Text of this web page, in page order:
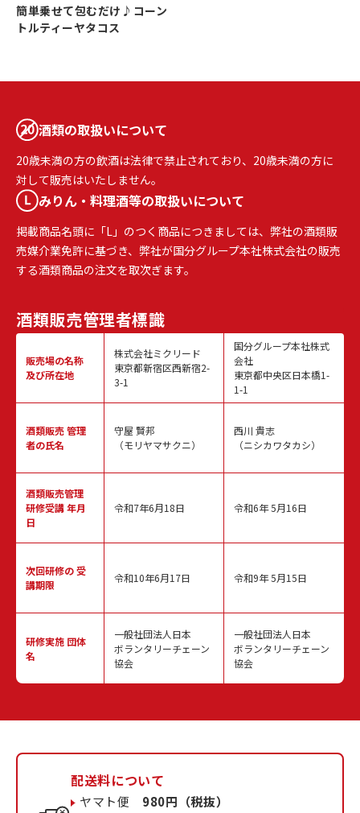
簡単乗せて包むだけ♪コーン
トルティーヤタコス
酒類の取扱いについて
20歳未満の方の飲酒は法律で禁止されており、20歳未満の方に
対して販売はいたしません。
みりん・料理酒等の取扱いについて
掲載商品名頭に「L」のつく商品につきましては、弊社の酒類販
売媒介業免許に基づき、弊社が国分グループ本社株式会社の販売
する酒類商品の注文を取次ぎます。
酒類販売管理者標識
販売場の名称
及び所在地
酒類販売管理
者の氏名
酒類販売管理
研修受講 年月
日
次回研修の受
講期限
研修実施 団体
名
株式会社ミクリード
東京都新宿区西新宿2-
3-1
守屋 賢邦
（モリヤマサクニ）
令和7年6月18日
令和10年6月17日
一般社団法人日本
ボランタリーチェーン
協会
国分グループ本社株式
会社
東京都中央区日本橋1-
1-1
西川 貴志
（ニシカワタカシ）
令和6年 5月16日
令和9年 5月15日
一般社団法人日本
ボランタリーチェーン
協会
配送料について
ヤマト便 980円（税抜）